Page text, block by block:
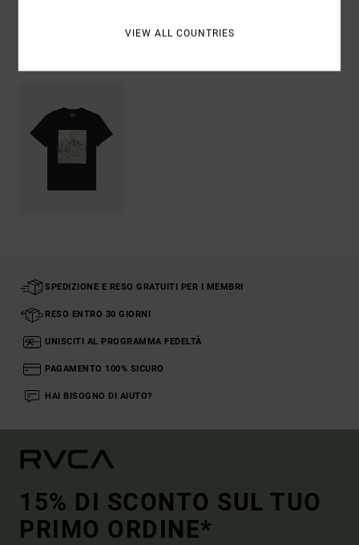
SPEDIZIONE E RESO GRATUITI PER I MEMBRI
RESO ENTRO 30 GIORNI
UNISCITI AL PROGRAMMA FEDELTÀ
PAGAMENTO 100% SICURO
HAI BISOGNO DI AIUTO?
15% DI SCONTO SUL TUO
PRIMO ORDINE*
VIEW ALL COUNTRIES